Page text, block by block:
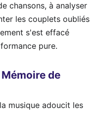
chansons, à analyser
les couplets oubliés
s'est effacé
pure.
de
musique adoucit les